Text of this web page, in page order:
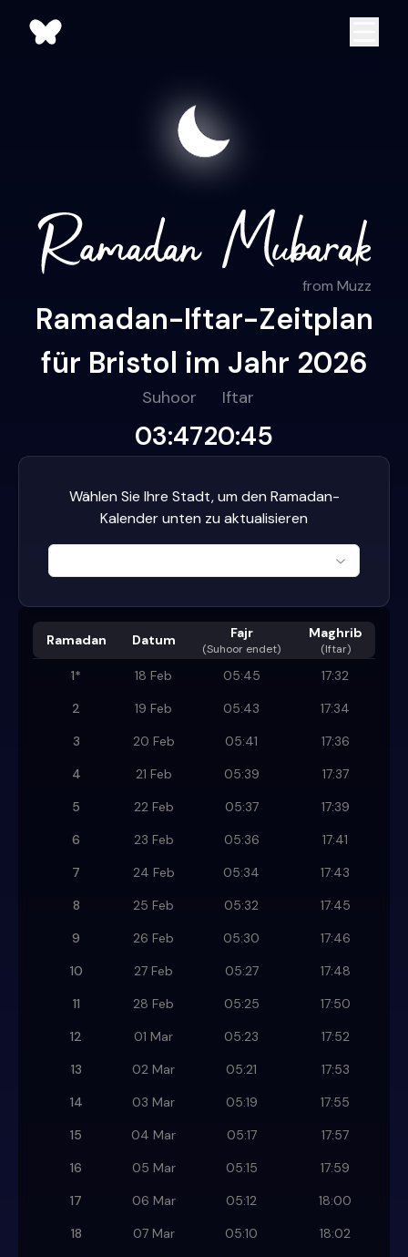
from Muzz
Ramadan-Iftar-Zeitplan
für Bristol im Jahr 2026
Suhoor
03:47
Iftar
20:45
Wählen Sie Ihre Stadt, um den Ramadan-
Kalender unten zu aktualisieren
Ramadan Datum Fajr
(Suhoor endet)
Maghrib
(Iftar)
1* 18 Feb 05:45
17:32
2
19 Feb 05:43
17:34
3
20 Feb 05:41
17:36
4
21 Feb 05:39
17:37
5
22 Feb 05:37
17:39
6
23 Feb 05:36
17:41
7
24 Feb 05:34
17:43
8
25 Feb 05:32
17:45
9
26 Feb 05:30
17:46
10
27 Feb 05:27
17:48
11
28 Feb 05:25
17:50
12
01 Mar 05:23
17:52
13
02 Mar 05:21
17:53
14
03 Mar 05:19
17:55
15
04 Mar 05:17
17:57
16
05 Mar 05:15
17:59
17
06 Mar 05:12
18:00
18
07 Mar 05:10
18:02